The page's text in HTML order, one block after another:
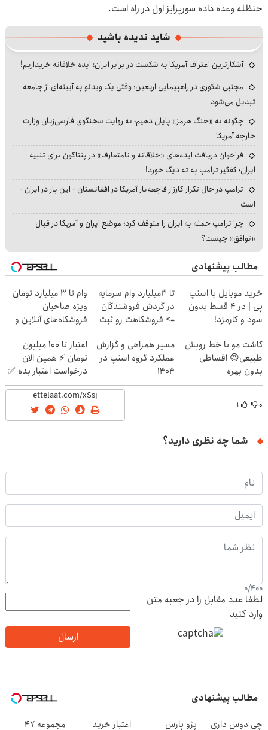
حنظله وعده داده سورپرایز اول در راه است.
شاید ندیده باشید
آشکارترین اعتراف آمریکا به شکست در برابر ایران؛ ایده خلاقانه خریداریم!
مجتبی شکوری در راهپیمایی اربعین؛ وقتی یک ویدئو به آیینه‌ای از جامعه
تبدیل می‌شود
چگونه به «جنگ هرمز» پایان دهیم؛ به روایت سخنگوی فارسی‌زبان وزارت
خارجه آمریکا
فراخوان دریافت ایده‌های «خلاقانه و نامتعارف» در پنتاگون برای تنبیه
ایران؛ کفگیر ترامپ به ته دیگ خورد!
ترامپ در حال تکرار کارزار فاجعه‌بار آمریکا در افغانستان - این بار در ایران -
است
چرا ترامپ حمله به ایران را متوقف کرد؛ موضع ایران و آمریکا در قبال
«توافق» چیست؟
مطالب پیشنهادی
خرید موبایل با اسنپ
پی | در ۴ قسط بدون
سود و کارمزد!
تا 3میلیارد وام سرمایه
در گردش فروشندگان
=> فروشگاهت رو ثبت
وام تا ۳ میلیارد تومان
ویژه صاحبان
فروشگاه‌های آنلاین و
کاشت مو با خط رویش
طبیعی😍 اقساطی
بدون بهره
مسیر همراهی و گزارش
عملکرد گروه اسنپ در
۱۴۰۴
اعتبار تا ۱۰۰ میلیون
تومان ⚡ همین الان
درخواست اعتبار بده ✅
۰ ۱
شما چه نظری دارید؟
0/400
لطفا عدد مقابل را در جعبه متن
وارد کنید
ارسال
مطالب پیشنهادی
چی دوس داری
پژو پارس اعتبار خرید مجموعه 47